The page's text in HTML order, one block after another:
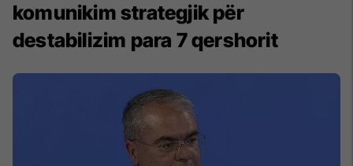
komunikim strategjik për
destabilizim para 7 qershorit